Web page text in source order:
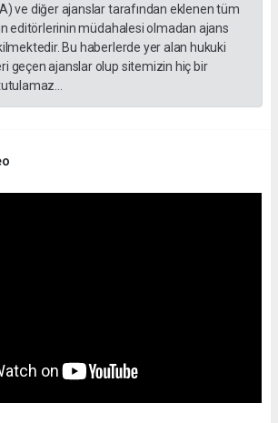
ve diğer ajanslar tarafından eklenen tüm
editörlerinin müdahalesi olmadan ajans
Bu haberlerde yer alan hukuki
geçen ajanslar olup sitemizin hiç bir